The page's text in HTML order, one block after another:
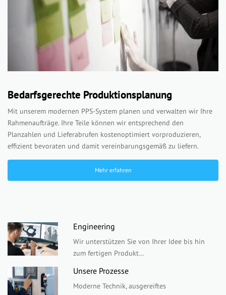
Bedarfsgerechte Produktionsplanung
Mit unserem modernen PPS-System planen und verwalten wir Ihre
Rahmenaufträge. Ihre Teile können wir entsprechend den
Planzahlen und Lieferabrufen kostenoptimiert vorproduzieren,
effizient bevoraten und damit vereinbarungsgemäß zu liefern.
Mehr erfahren
Engineering
Wir unterstützen Sie von Ihrer Idee bis hin
zum fertigen Produkt…
Unsere Prozesse
Moderne Technik, ausgereiftes